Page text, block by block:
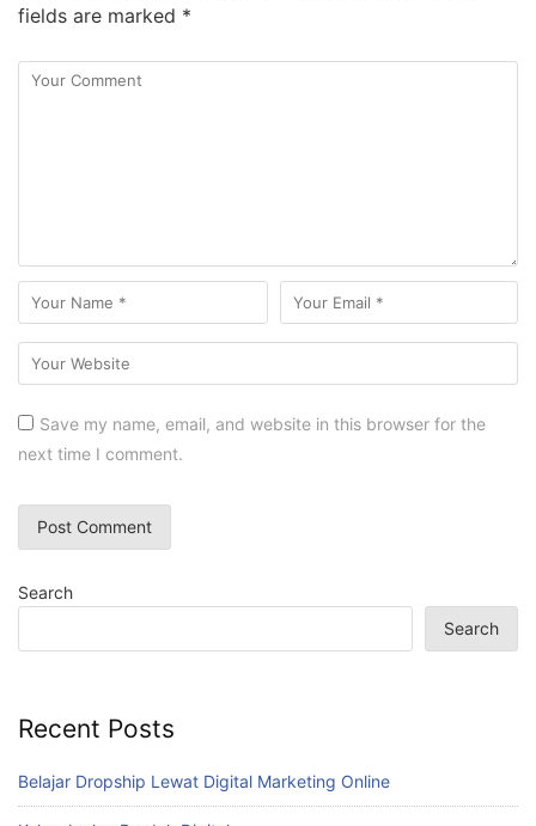
fields are marked *
Save my name, email, and website in this browser for the
next time I comment.
Search
Search
Recent Posts
Belajar Dropship Lewat Digital Marketing Online